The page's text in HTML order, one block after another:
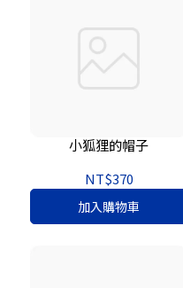
小狐狸的帽子
NT$370
加入購物車